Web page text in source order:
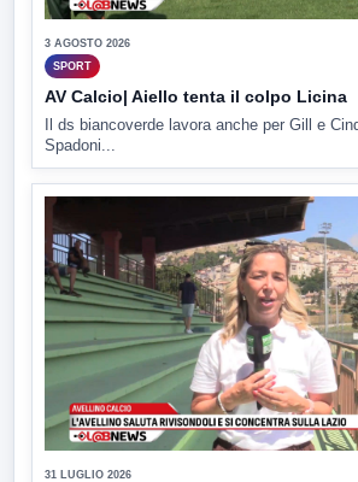
3 AGOSTO 2026
SPORT
AV Calcio| Aiello tenta il colpo Licina
Il ds biancoverde lavora anche per Gill e
Spadoni...
31 LUGLIO 2026